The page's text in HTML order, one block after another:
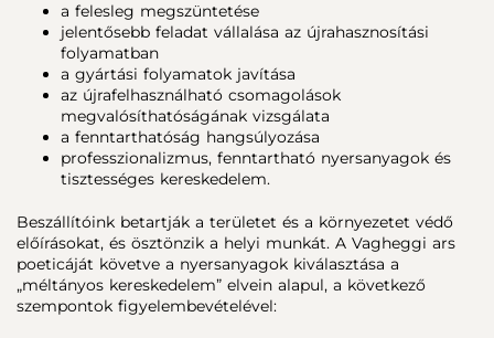
a felesleg megszüntetése
jelentősebb feladat vállalása az újrahasznosítási
folyamatban
a gyártási folyamatok javítása
az újrafelhasználható csomagolások
megvalósíthatóságának vizsgálata
a fenntarthatóság hangsúlyozása
professzionalizmus, fenntartható nyersanyagok és
tisztességes kereskedelem.
Beszállítóink betartják a területet és a környezetet védő
előírásokat, és ösztönzik a helyi munkát. A Vagheggi ars
poeticáját követve a nyersanyagok kiválasztása a
„méltányos kereskedelem” elvein alapul, a következő
szempontok figyelembevételével: